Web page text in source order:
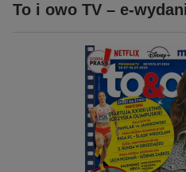
biznesowe, branżowe,
darmowe wydania
dzienniki
edukacja
hobby, sport, rozrywka
komputery, internet,
kobiece, lifestyle,
To i owo TV – e-